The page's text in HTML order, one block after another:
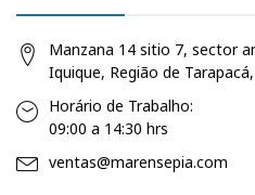
Manzana 14 sitio 7, sector
Iquique, Região de
Horário de Trabalho:
09:00 a 14:30 hrs
ventas@marensepia.com